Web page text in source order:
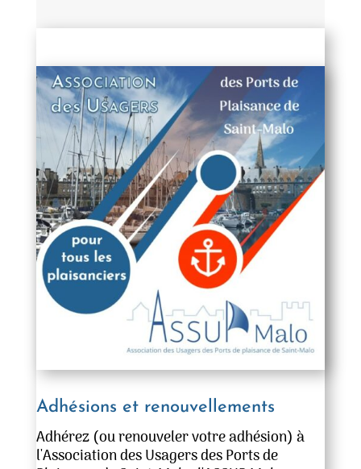
Adhésions et renouvellements
Adhérez (ou renouveler votre adhésion) à
l'Association des Usagers des Ports de